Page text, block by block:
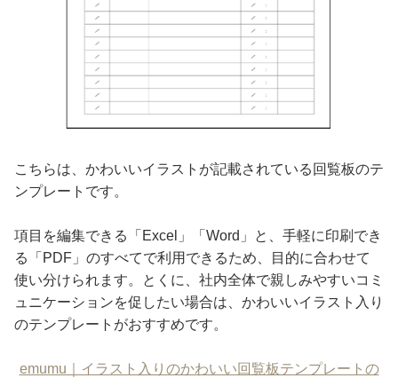
こちらは、かわいいイラストが記載されている回覧板のテ
ンプレートです。
項目を編集できる「Excel」「Word」と、手軽に印刷でき
る「PDF」のすべてで利用できるため、目的に合わせて
使い分けられます。とくに、社内全体で親しみやすいコミ
ュニケーションを促したい場合は、かわいいイラスト入り
のテンプレートがおすすめです。
emumu｜イラスト入りのかわいい回覧板テンプレートの